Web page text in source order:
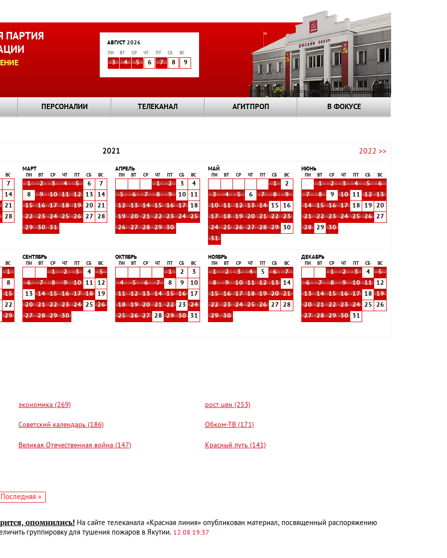
ПАРТИЯ
АВГУСТ 2026
ПН ВТ СР ЧТ СБ ВС
3 4 5 6 7 8 9
ПЕРСОНАЛИИ ТЕЛЕКАНАЛ АГИТПРОП В ФОКУСЕ
2021 2022 >>
ВС
7
14
21
28
МАРТ
ПН ВТ СР ЧТ СБ ВС
1 2 3 4 5 6
7
8
9 10 11 12 13
14
15
16 17 18 19 20
21
22
23 24 25 26 27
28
29
30 31
АПРЕЛЬ
ПН ВТ СР ЧТ СБ ВС
1 2 3
4
5
6 7 8 9 10
11
12
13 14 15 16 17
18
19
20 21 22 23 24
25
26
27 28 29 30
МАЙ
ПН ВТ СР ЧТ СБ ВС
1
2
3
4 5 6 7 8
9
10
11 12 13 14 15
16
17
18 19 20 21 22
23
24
25 26 27 28 29
30
31
ИЮНЬ
ПН ВТ СР ЧТ СБ ВС
1 2 3 4 5
6
7
8 9 10 11 12
13
14
15 16 17 18 19
20
21
22 23 24 25 26
27
28
29 30
ВС
1
8
15
22
29
СЕНТЯБРЬ
ПН ВТ СР ЧТ СБ ВС
1 2 3 4
5
6
7 8 9 10 11
12
13
14 15 16 17 18
19
20
21 22 23 24 25
26
27
28 29 30
ОКТЯБРЬ
ПН ВТ СР ЧТ СБ ВС
1 2
3
4
5 6 7 8 9
10
11
12 13 14 15 16
17
18
19 20 21 22 23
24
25
26 27 28 29 30 31
НОЯБРЬ
ПН ВТ СР ЧТ СБ ВС
1 2 3 4 5 6
7
8
9 10 11 12 13
14
15
16 17 18 19 20
21
22
23 24 25 26 27
28
29
30
ДЕКАБРЬ
ПН ВТ СР ЧТ СБ ВС
1 2 3 4
5
6
7 8 9 10 11
12
13
14 15 16 17 18
19
20
21 22 23 24 25
26
27
28 29 30 31
экономика (269) рост цен (253)
Советский календарь (186) Обком-ТВ (171)
Великая Отечественная война (147) Красный путь (141)
Последняя
Последняя »
опомнились! На сайте телеканала «Красная линия» опубликован материал, посвященный распоряжению
группировку для тушения пожаров в Якутии. 12.08 19:37